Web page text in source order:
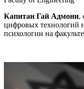
Капитан Гай Адмони,
цифровых технологий
психологии на